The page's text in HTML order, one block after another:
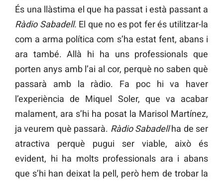
És una llàstima el que ha passat i està passant a
Ràdio Sabadell. El que no es pot fer és utilitzar-la
com a arma política com s’ha estat fent, abans i
ara també. Allà hi ha uns professionals que
porten anys amb l’ai al cor, perquè no saben què
passarà amb la ràdio. Fa poc hi va haver
l’experiència de Miquel Soler, que va acabar
malament, ara s’hi ha posat la Marisol Martínez,
ja veurem què passarà. Ràdio Sabadellha de ser
atractiva perquè pugui ser viable, això és
evident, hi ha molts professionals ara i abans
que s’hi han deixat la pell, però hem de trobar la